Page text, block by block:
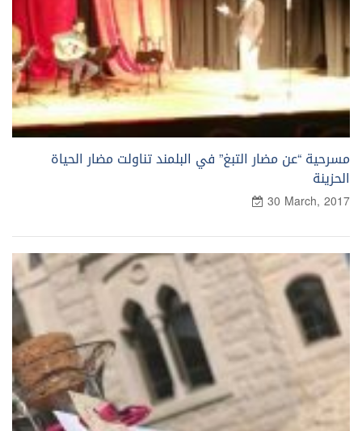
مسرحية “عن مضار التبغ” في البلمند تناولت مضار الحياة
الحزينة
30 March, 2017